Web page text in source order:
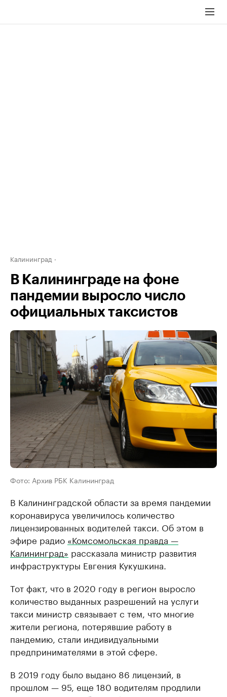
Калининград
В Калининграде на фоне
пандемии выросло число
официальных таксистов
Фото: Архив РБК Калининград
В Калининградской области за время пандемии
коронавируса увеличилось количество
лицензированных водителей такси. Об этом в
эфире радио «Комсомольская правда —
Калининград» рассказала министр развития
инфраструктуры Евгения Кукушкина.
Тот факт, что в 2020 году в регион выросло
количество выданных разрешений на услуги
такси министр связывает с тем, что многие
жители региона, потерявшие работу в
пандемию, стали индивидуальными
предпринимателями в этой сфере.
В 2019 году было выдано 86 лицензий, в
прошлом — 95, еще 180 водителям продлили